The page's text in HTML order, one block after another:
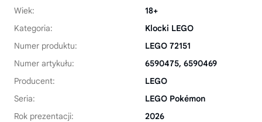
Wiek:
18+
Kategoria:
Klocki LEGO
Numer produktu:
LEGO 72151
Numer artykułu:
6590475, 6590469
Producent:
LEGO
Seria:
LEGO Pokémon
Rok prezentacji:
2026